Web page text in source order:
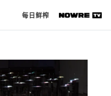
每日鲜榨
现客视点